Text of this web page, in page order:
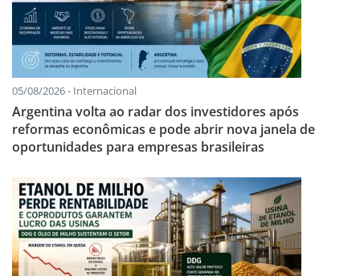
05/08/2026 - Internacional
Argentina volta ao radar dos investidores após
reformas econômicas e pode abrir nova janela de
oportunidades para empresas brasileiras